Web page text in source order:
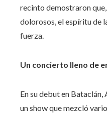
recinto demostraron
dolorosos, el espíritu de
fuerza.
Un concierto lleno de
En su debut en
un show que mezcló